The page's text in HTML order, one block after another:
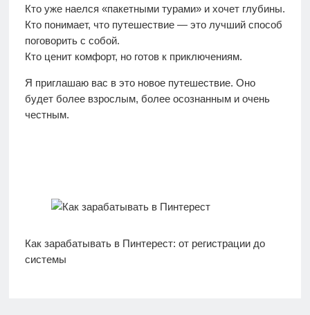
Кто уже наелся «пакетными турами» и хочет глубины.
Кто понимает, что путешествие — это лучший способ
поговорить с собой.
Кто ценит комфорт, но готов к приключениям.
Я приглашаю вас в это новое путешествие. Оно
будет более взрослым, более осознанным и очень
честным.
Как зарабатывать в Пинтерест: от регистрации до
системы